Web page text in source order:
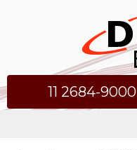
11 2684-9000